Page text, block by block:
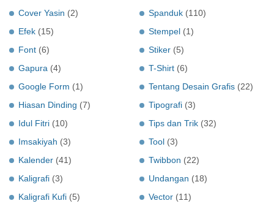
Cover Yasin (2)
Efek (15)
Font (6)
Gapura (4)
Google Form (1)
Hiasan Dinding (7)
Idul Fitri (10)
Imsakiyah (3)
Kalender (41)
Kaligrafi (3)
Kaligrafi Kufi (5)
Spanduk (110)
Stempel (1)
Stiker (5)
T-Shirt (6)
Tentang Desain Grafis (22)
Tipografi (3)
Tips dan Trik (32)
Tool (3)
Twibbon (22)
Undangan (18)
Vector (11)